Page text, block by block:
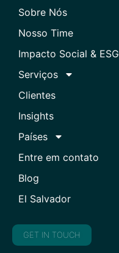
Sobre Nós
Nosso Time
Impacto Social & ESG
Serviços
Clientes
Insights
Países
Entre em contato
Blog
El Salvador
GET IN TOUCH